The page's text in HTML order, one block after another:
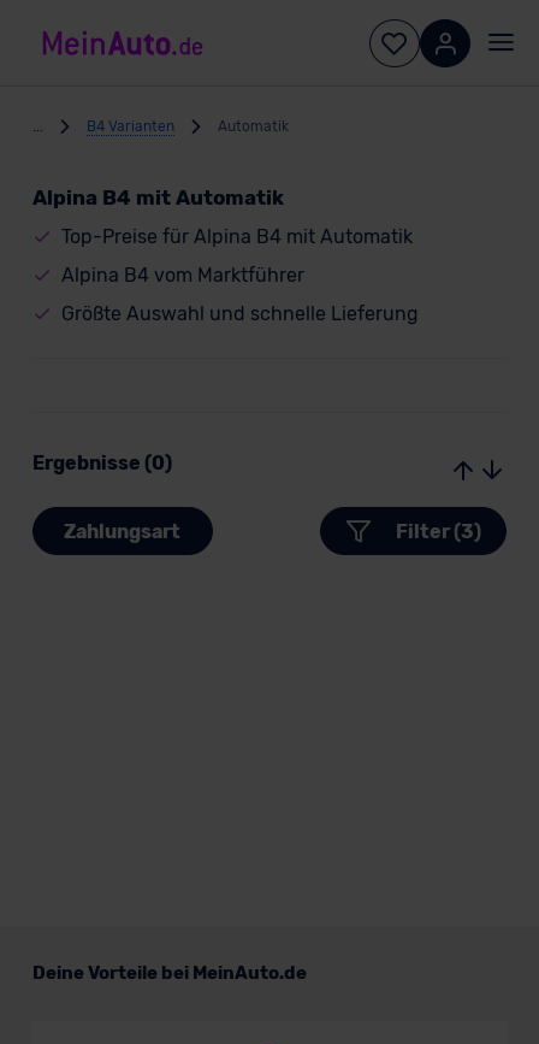
B4 Varianten Automatik
Alpina B4 mit Automatik
Top-Preise für Alpina B4 mit Automatik
Alpina B4 vom Marktführer
Größte Auswahl und schnelle Lieferung
Ergebnisse (0)
Zahlungsart Filter (3)
Deine Vorteile bei MeinAuto.de